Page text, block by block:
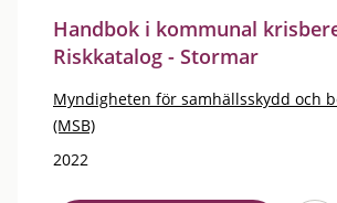
Handbok i kommunal
Riskkatalog - Stormar
Myndigheten för samhällsskydd och
(MSB)
2022